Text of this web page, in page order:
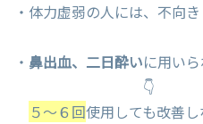
・体力虚弱の人には、不向き
・ 鼻出血、 二日酔いに用い
👇
５～６回使用しても改善し